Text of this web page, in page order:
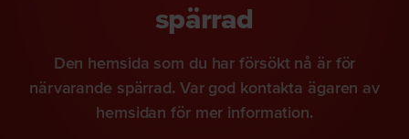
spärrad
Den hemsida som du har försökt nå är för
närvarande spärrad. Var god kontakta ägaren av
hemsidan för mer information.